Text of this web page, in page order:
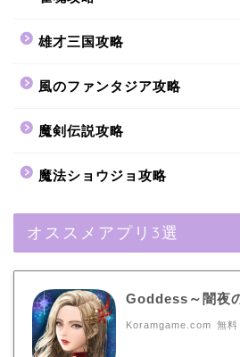
雄才三国攻略
風のファンタジア攻略
魔剣伝説攻略
魔法ショウジョ攻略
オススメアプリ3選
Goddess～闇夜
Koramgame.com 無料